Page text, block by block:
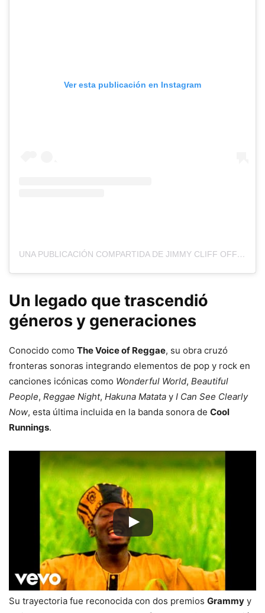
Ver esta publicación en Instagram
UNA PUBLICACIÓN COMPARTIDA DE JIMMY CLIFF OFFICIAL (@JIMMYCLIFF)
Un legado que trascendió
géneros y generaciones
Conocido como The Voice of Reggae, su obra cruzó
fronteras sonoras integrando elementos de pop y rock en
canciones icónicas como Wonderful World, Beautiful
People, Reggae Night, Hakuna Matata y I Can See Clearly
Now, esta última incluida en la banda sonora de Cool
Runnings.
Su trayectoria fue reconocida con dos premios Grammy y